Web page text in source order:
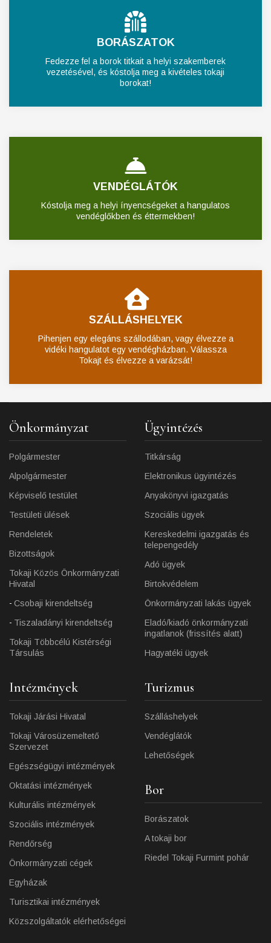
BORÁSZATOK
Fedezze fel a borok titkait a helyi szakemberek
vezetésével, és kóstolja meg a kivételes tokaji
borokat!
VENDÉGLÁTÓK
Kóstolja meg a helyi ínyencségeket a hangulatos
vendéglőkben és éttermekben!
SZÁLLÁSHELYEK
Pihenjen egy elegáns szállodában, vagy élvezze a
vidéki hangulatot egy vendégházban. Válassza
Tokajt és élvezze a varázsát!
Önkormányzat
Polgármester
Alpolgármester
Képviselő testület
Testületi ülések
Rendeletek
Bizottságok
Tokaji Közös Önkormányzati
Hivatal
Csobaji kirendeltség
Tiszaladányi kirendeltség
Tokaji Többcélú Kistérségi
Társulás
Ügyintézés
Titkárság
Elektronikus ügyintézés
Anyakönyvi igazgatás
Szociális ügyek
Kereskedelmi igazgatás és
telepengedély
Adó ügyek
Birtokvédelem
Önkormányzati lakás ügyek
Eladó/kiadó önkormányzati
ingatlanok (frissítés alatt)
Hagyatéki ügyek
Intézmények
Tokaji Járási Hivatal
Tokaji Városüzemeltető
Szervezet
Egészségügyi intézmények
Oktatási intézmények
Kulturális intézmények
Szociális intézmények
Rendőrség
Önkormányzati cégek
Egyházak
Turisztikai intézmények
Közszolgáltatók elérhetőségei
Turizmus
Szálláshelyek
Vendéglátók
Lehetőségek
Bor
Borászatok
A tokaji bor
Riedel Tokaji Furmint pohár